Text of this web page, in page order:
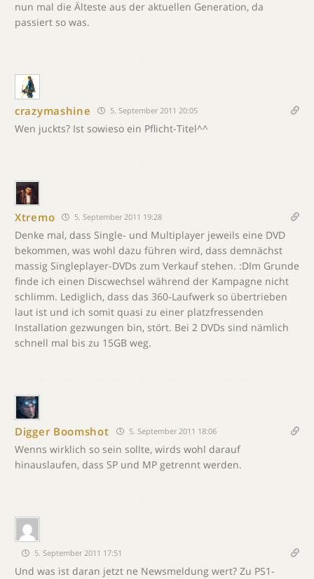
nun mal die Älteste aus der aktuellen Generation, da
passiert so was.
crazymashine 5. September 2011 20:05
Wen juckts? Ist sowieso ein Pflicht-Titel^^
Xtremo 5. September 2011 19:28
Denke mal, dass Single- und Multiplayer jeweils eine DVD
bekommen, was wohl dazu führen wird, dass demnächst
massig Singleplayer-DVDs zum Verkauf stehen. :DIm Grunde
finde ich einen Discwechsel während der Kampagne nicht
schlimm. Lediglich, dass das 360-Laufwerk so übertrieben
laut ist und ich somit quasi zu einer platzfressenden
Installation gezwungen bin, stört. Bei 2 DVDs sind nämlich
schnell mal bis zu 15GB weg.
Digger Boomshot 5. September 2011 18:06
Wenns wirklich so sein sollte, wirds wohl darauf
hinauslaufen, dass SP und MP getrennt werden.
5. September 2011 17:51
Und was ist daran jetzt ne Newsmeldung wert? Zu PS1-